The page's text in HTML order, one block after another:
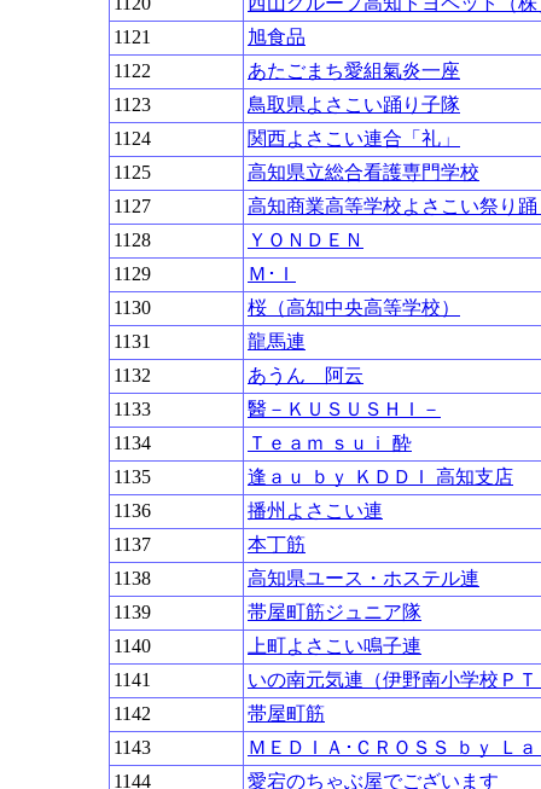
1121
旭食品
1122
あたごまち愛組氣炎一座
1123
鳥取県よさこい踊り子隊
1124
関西よさこい連合「礼」
1125
高知県立総合看護専門学校
1127
高知商業高等学校よさこい祭り
1128
ＹＯＮＤＥＮ
1129
Ｍ･Ｉ
1130
桜（高知中央高等学校）
1131
龍馬連
1132
あうん 阿云
1133
醫－ＫＵＳＵＳＨＩ－
1134
Ｔｅａｍ ｓｕｉ 酔
1135
逢ａｕ ｂｙ ＫＤＤＩ 高知支店
1136
播州よさこい連
1137
本丁筋
1138
高知県ユース・ホステル連
1139
帯屋町筋ジュニア隊
1140
上町よさこい鳴子連
1141
いの南元気連（伊野南小学校Ｐ
1142
帯屋町筋
1143
ＭＥＤＩＡ･ＣＲＯＳＳ ｂｙ Ｌ
1144
愛宕のちゃぶ屋でございます